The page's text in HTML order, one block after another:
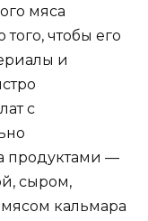
мяса
чтобы его
и
с
продуктами —
сыром,
кальмара